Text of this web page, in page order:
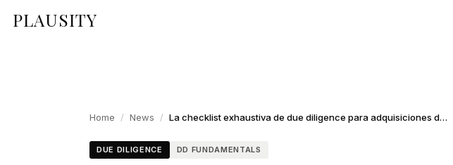
PLAUSITY
Home / News / La checklist exhaustiva de due diligence para adquisiciones de empresas: Un marco estratégico para 2026
DUE DILIGENCE DD FUNDAMENTALS